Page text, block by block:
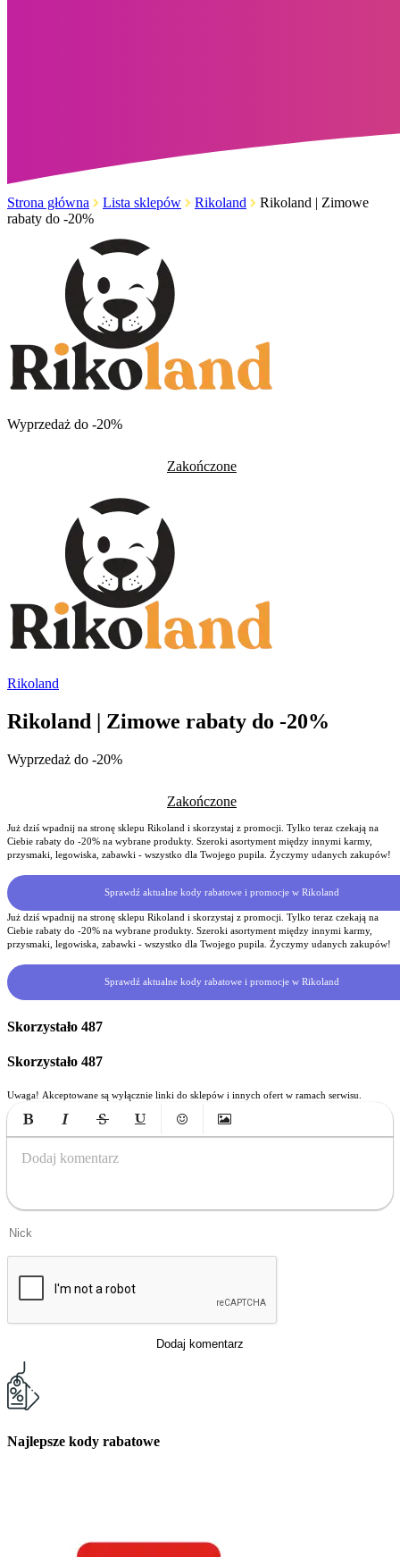
Strona główna Lista sklepów Rikoland
Rikoland | Zimowe
rabaty do -20%
Wyprzedaż do -20%
Zakończone
Rikoland
Rikoland | Zimowe rabaty do -20%
Wyprzedaż do -20%
Zakończone
Już dziś wpadnij na stronę sklepu Rikoland i skorzystaj z promocji. Tylko teraz czekają na
Ciebie rabaty do -20% na wybrane produkty. Szeroki asortyment między innymi karmy,
przysmaki, legowiska, zabawki - wszystko dla Twojego pupila. Życzymy udanych zakupów!
Sprawdź aktualne kody rabatowe i promocje w Rikoland
Już dziś wpadnij na stronę sklepu Rikoland i skorzystaj z promocji. Tylko teraz czekają na
Ciebie rabaty do -20% na wybrane produkty. Szeroki asortyment między innymi karmy,
przysmaki, legowiska, zabawki - wszystko dla Twojego pupila. Życzymy udanych zakupów!
Sprawdź aktualne kody rabatowe i promocje w Rikoland
Skorzystało 487
Skorzystało 487
Uwaga! Akceptowane są wyłącznie linki do sklepów i innych ofert w ramach serwisu.
Bold Italic Strikethrough
UnderlineEmoticonsInsert Image
Dodaj komentarz
Dodaj komentarz
Najlepsze kody rabatowe